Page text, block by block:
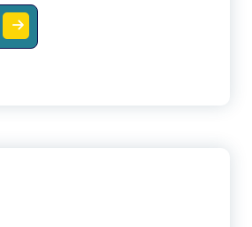
ZADNJA POMOČ – KAKO BITI V